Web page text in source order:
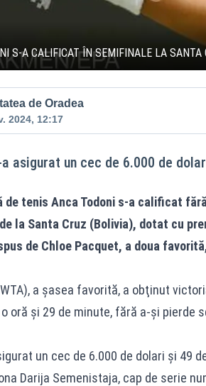
S-A CALIFICAT ÎN SEMIFINALE LA SANTA
de Oradea
2024, 12:17
asigurat un cec de 6.000 de
de tenis Anca Todoni s-a calificat
la Santa Cruz (Bolivia), dotat cu
de Chloe Pacquet, a doua
WTA), a şasea favorită, a obţinut
o oră şi 29 de minute, fără a-şi pierde
un cec de 6.000 de dolari şi 49
Darija Semenistaja, cap de serie